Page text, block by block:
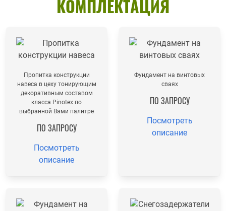
КОМПЛЕКТАЦИЯ
Пропитка конструкции
навеса в цеху тонирующим
декоративным составом
класса Pinotex по
выбранной Вами палитре
ПО ЗАПРОСУ
Посмотреть
описание
Фундамент на винтовых
сваях
ПО ЗАПРОСУ
Посмотреть
описание